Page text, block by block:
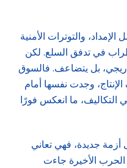
والتوترات الأمنية
في تدفق السلع. لكن
بل يتضاعف. فالسوق
وجدت نفسها أمام
ما انعكس فورًا
جديدة، فهي تعاني
الأخيرة جاءت